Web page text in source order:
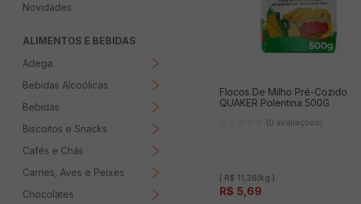
Novidades
ALIMENTOS E BEBIDAS
Adega
Bebidas Alcoólicas
Bebidas
Biscoitos e Snacks
Cafés e Chás
Carnes, Aves e Peixes
Chocolates
Flocos De Milho Pré-Cozido
QUAKER Polentina 500G
(0 avaliações)
( R$ 11,38/kg )
R$ 5,69